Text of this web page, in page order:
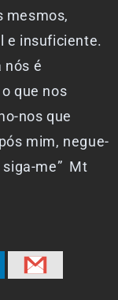
mesmos,
e insuficiente.
nós é
que nos
nos que
mim, negue-
siga-me” Mt